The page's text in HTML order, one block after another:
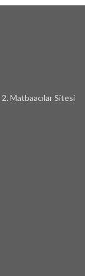
Matbaacılar Sitesi